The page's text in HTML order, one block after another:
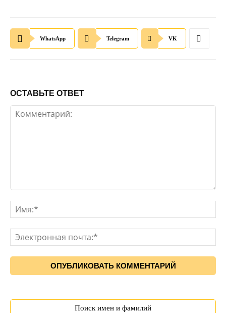
WhatsApp Telegram VK
ОСТАВЬТЕ ОТВЕТ
Поиск имен и фамилий